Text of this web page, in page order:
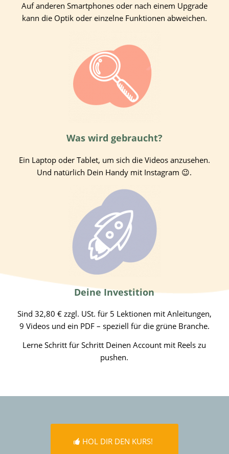
Auf anderen Smartphones oder nach einem Upgrade
kann die Optik oder einzelne Funktionen abweichen.
Was wird gebraucht?
Ein Laptop oder Tablet, um sich die Videos anzusehen.
Und natürlich Dein Handy mit Instagram 😉.
Deine Investition
Sind 32,80 € zzgl. USt. für 5 Lektionen mit Anleitungen,
9 Videos und ein PDF – speziell für die grüne Branche.
Lerne Schritt für Schritt Deinen Account mit Reels zu
pushen.
HOL DIR DEN KURS!